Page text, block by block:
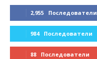
2,955 Последователи
984 Последователи
88 Последователи